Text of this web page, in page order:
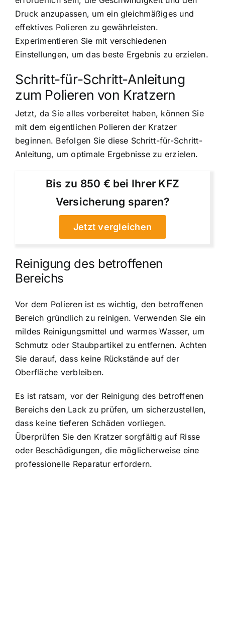
Druck anzupassen, um ein gleichmäßiges und
effektives Polieren zu gewährleisten.
Experimentieren Sie mit verschiedenen
Einstellungen, um das beste Ergebnis zu erzielen.
Schritt-für-Schritt-Anleitung
zum Polieren von Kratzern
Jetzt, da Sie alles vorbereitet haben, können Sie
mit dem eigentlichen Polieren der Kratzer
beginnen. Befolgen Sie diese Schritt-für-Schritt-
Anleitung, um optimale Ergebnisse zu erzielen.
Bis zu 850 € bei Ihrer KFZ
Versicherung sparen?
Jetzt vergleichen
Reinigung des betroffenen
Bereichs
Vor dem Polieren ist es wichtig, den betroffenen
Bereich gründlich zu reinigen. Verwenden Sie ein
mildes Reinigungsmittel und warmes Wasser, um
Schmutz oder Staubpartikel zu entfernen. Achten
Sie darauf, dass keine Rückstände auf der
Oberfläche verbleiben.
Es ist ratsam, vor der Reinigung des betroffenen
Bereichs den Lack zu prüfen, um sicherzustellen,
dass keine tieferen Schäden vorliegen.
Überprüfen Sie den Kratzer sorgfältig auf Risse
oder Beschädigungen, die möglicherweise eine
professionelle Reparatur erfordern.